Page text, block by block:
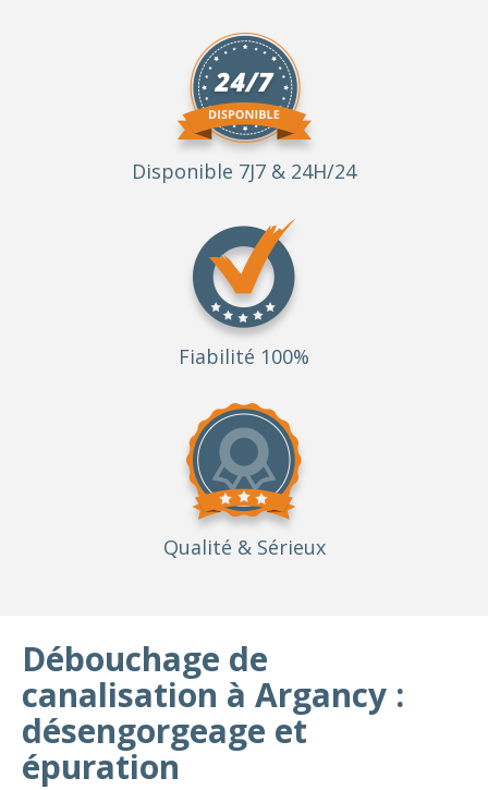
Disponible 7J7 & 24H/24
Fiabilité 100%
Qualité & Sérieux
Débouchage de
canalisation à Argancy :
désengorgeage et
épuration